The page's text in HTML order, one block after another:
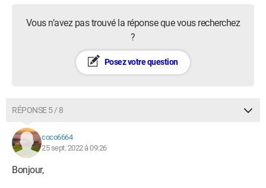
Vous n’avez pas trouvé la réponse que vous recherchez
?
Posez votre question
RÉPONSE 5 / 8
coco6664
25 sept. 2022 à 09:26
Bonjour,